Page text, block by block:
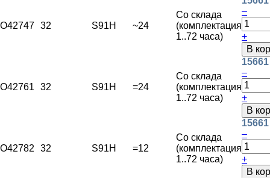
O42747 32 S91H ~24
Со склада
(комплектация
1..72 часа)
–
+
В
O42761 32 S91H =24
Со склада
(комплектация
1..72 часа)
–
+
В
O42782 32 S91H =12
Со склада
(комплектация
1..72 часа)
–
+
В